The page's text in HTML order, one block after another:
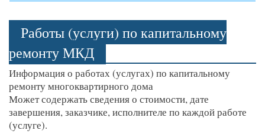
Работы (услуги) по капитальному
ремонту МКД
Информация о работах (услугах) по капитальному
ремонту многоквартирного дома
Может содержать сведения о стоимости, дате
завершения, заказчике, исполнителе по каждой работе
(услуге).